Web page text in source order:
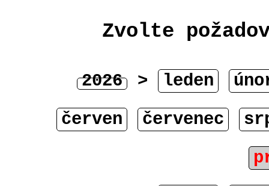
Zvolte
2026 > leden
červen
červenec